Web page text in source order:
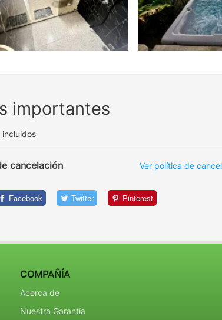
importantes
cancelación Ver política de
Facebook Twitter Pinterest
COMPAÑÍA
Acerca de
Nuestra Garantía